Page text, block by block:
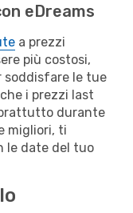
eDreams
a prezzi
più costosi,
soddisfare le tue
i prezzi last
durante
migliori, ti
le date del tuo